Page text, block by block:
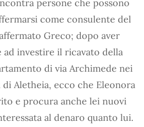
persone che possono
come consulente del
Greco; dopo aver
investire il ricavato della
di via Archimede nei
Aletheia, ecco che Eleonora
e procura anche lei nuovi
al denaro quanto lui.